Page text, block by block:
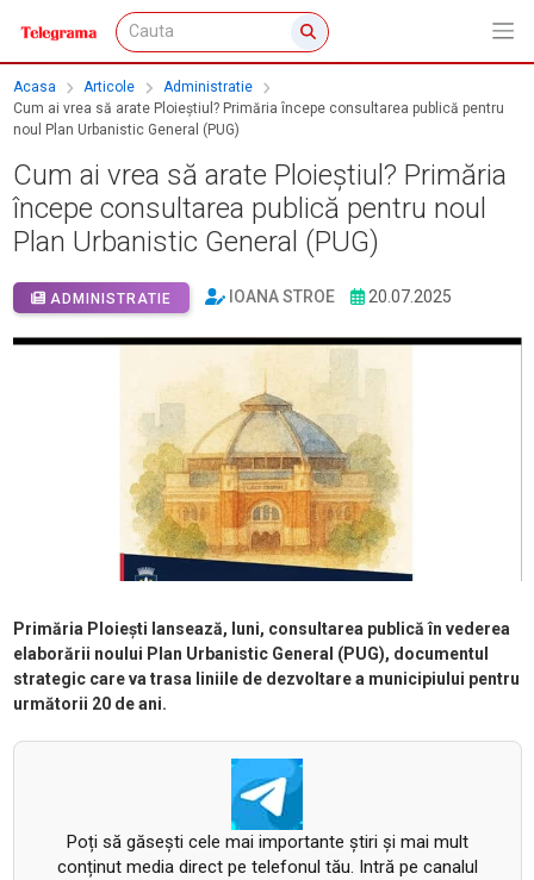
Acasa Articole
Administratie
Cum ai vrea să arate Ploieștiul? Primăria începe consultarea publică pentru
noul Plan Urbanistic General (PUG)
Cum ai vrea să arate Ploieștiul? Primăria
începe consultarea publică pentru noul
Plan Urbanistic General (PUG)
ADMINISTRATIE IOANA STROE 20.07.2025
Primăria Ploiești lansează, luni, consultarea publică în vederea
elaborării noului Plan Urbanistic General (PUG), documentul
strategic care va trasa liniile de dezvoltare a municipiului pentru
următorii 20 de ani.
Poți să găsești cele mai importante știri și mai mult
conținut media direct pe telefonul tău. Intră pe canalul